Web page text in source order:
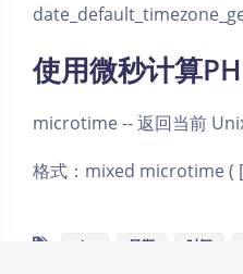
使用微秒计算
microtime -- 返回当前
格式：mixed microtime (
php 日期 时间